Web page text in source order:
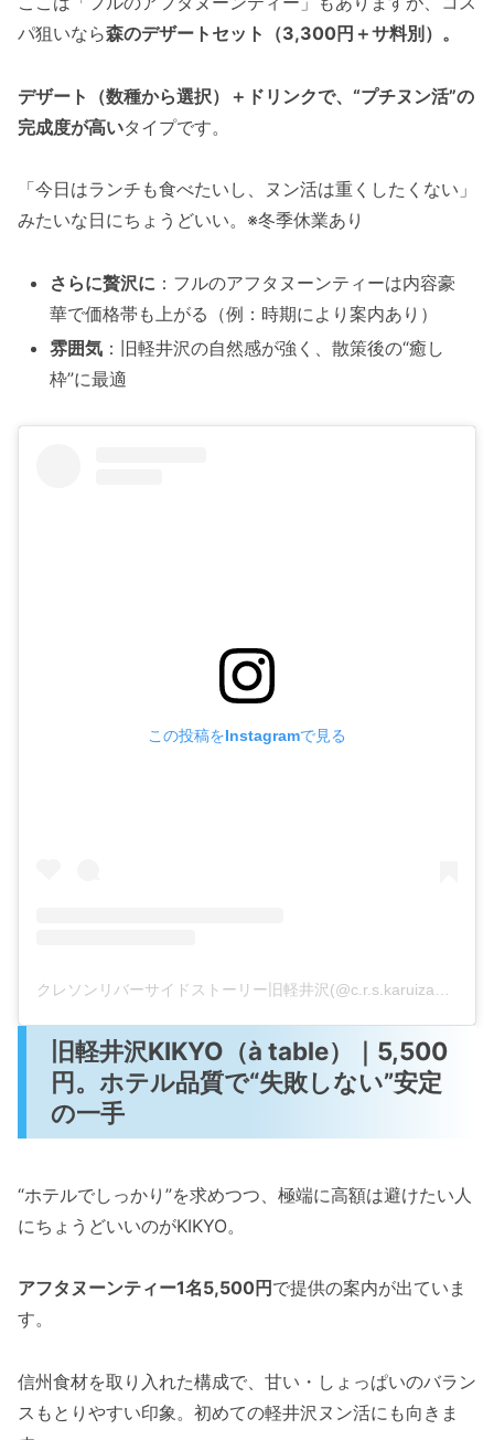
パ狙いなら森のデザートセット（3,300円＋サ料別）。
デザート（数種から選択）＋ドリンクで、“プチヌン活”の
完成度が高いタイプです。
「今日はランチも食べたいし、ヌン活は重くしたくない」
みたいな日にちょうどいい。※冬季休業あり
さらに贅沢に ：フルのアフタヌーンティーは内容豪
華で価格帯も上がる（例：時期により案内あり）
雰囲気 ：旧軽井沢の自然感が強く、散策後の“癒し
枠”に最適
この投稿をInstagramで見る
クレソンリバーサイドストーリー旧軽井沢(@c.r.s.karuizawa)がシェアした投稿
旧軽井沢KIKYO（à table）｜5,500
円。ホテル品質で“失敗しない”安定
の一手
“ホテルでしっかり”を求めつつ、極端に高額は避けたい人
にちょうどいいのがKIKYO。
アフタヌーンティー1名5,500円 で提供の案内が出ていま
す。
信州食材を取り入れた構成で、甘い・しょっぱいのバラン
スもとりやすい印象。初めての軽井沢ヌン活にも向きま